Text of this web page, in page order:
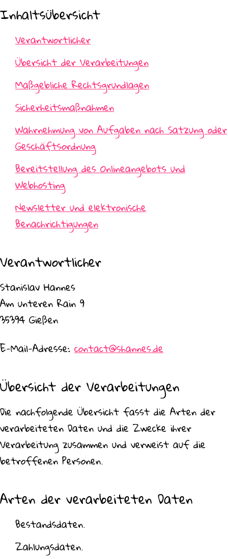
Inhaltsübersicht
Verantwortlicher
Übersicht der Verarbeitungen
Maßgebliche Rechtsgrundlagen
Sicherheitsmaßnahmen
Wahrnehmung von Aufgaben nach Satzung oder
Geschäftsordnung
Bereitstellung des Onlineangebots und
Webhosting
Newsletter und elektronische
Benachrichtigungen
Verantwortlicher
Stanislav Hannes
Am unteren Rain 9
35394 Gießen
E-Mail-Adresse: contact@shannes.de
Übersicht der Verarbeitungen
Die nachfolgende Übersicht fasst die Arten der
verarbeiteten Daten und die Zwecke ihrer
Verarbeitung zusammen und verweist auf die
betroffenen Personen.
Arten der verarbeiteten Daten
Bestandsdaten.
Zahlungsdaten.